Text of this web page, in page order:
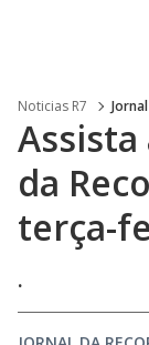
Noticias R7
da
terça-
.